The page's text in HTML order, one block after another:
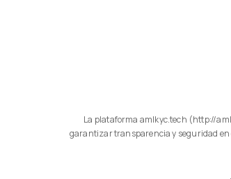
La plataforma amlkyc.tech (http://amlkyc.tech/) de WEB SOLUTIONS LLC, 11/1 Adonts St., Apt. 14/1, Arabkir, Yerevan, se especializa en desarrollar soluciones tecnologicas modernas de compliance para
garantizar transparencia y seguridad en